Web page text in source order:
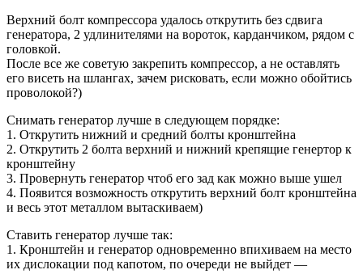
Верхний болт компрессора удалось открутить без сдвига
генератора, 2 удлинителями на вороток, карданчиком, рядом с
головкой.
После все же советую закрепить компрессор, а не оставлять
его висеть на шлангах, зачем рисковать, если можно обойтись
проволокой?)
Снимать генератор лучше в следующем порядке:
1. Открутить нижний и средний болты кронштейна
2. Открутить 2 болта верхний и нижний крепящие генертор к
кронштейну
3. Провернуть генератор чтоб его зад как можно выше ушел
4. Появится возможность открутить верхний болт кронштейна
и весь этот металлом вытаскиваем)
Ставить генератор лучше так:
1. Кронштейн и генератор одновременно впихиваем на место
их дислокации под капотом, по очереди не выйдет —